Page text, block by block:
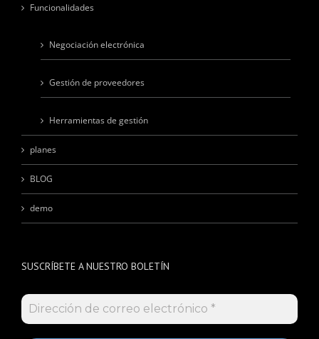
Funcionalidades
Negociación electrónica
Gestión de proveedores
Herramientas de gestión
planes
BLOG
demo
SUSCRÍBETE A NUESTRO BOLETÍN